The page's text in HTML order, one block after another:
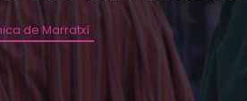
de Marratxí